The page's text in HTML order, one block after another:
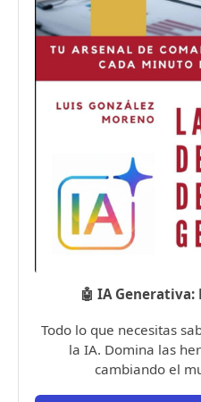
🤖 IA
Todo lo que necesitas
la IA. Domina las
cambiando el